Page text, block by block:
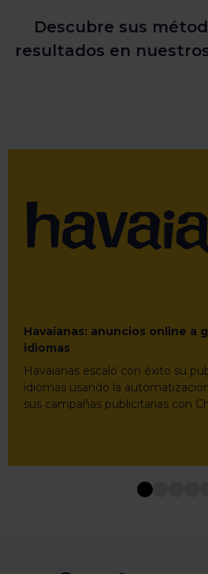
Descubre sus
resultados en
Havaianas: anuncios online a
idiomas
Havaianas escaló con éxito su
idiomas usando la
sus campañas publicitarias con